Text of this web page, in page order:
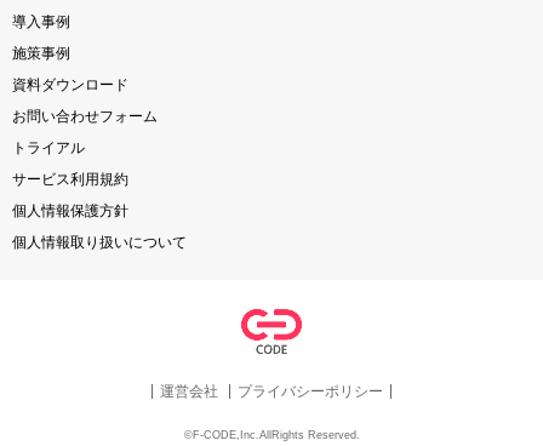
導入事例
施策事例
資料ダウンロード
お問い合わせフォーム
トライアル
サービス利用規約
個人情報保護方針
個人情報取り扱いについて
運営会社 プライバシーポリシー
©F-CODE,Inc.AllRights Reserved.